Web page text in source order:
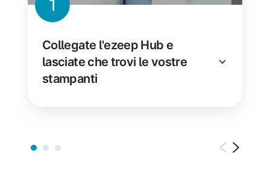
1
Collegate l'ezeep Hub e
lasciate che trovi le vostre
stampanti